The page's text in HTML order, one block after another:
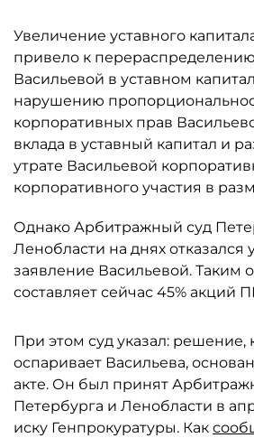
Увеличение уставного
привело к
Васильевой в уставном
нарушению
корпоративных прав
вклада в уставный капитал и
утрате Васильевой
корпоративного участия в
Однако Арбитражный суд
Ленобласти на днях отказался
заявление Васильевой. Таким
составляет сейчас 45% акций
При этом суд указал: решение,
оспаривает Васильева,
акте. Он был принят
Петербурга и Ленобласти в
иску Генпрокуратуры. Как